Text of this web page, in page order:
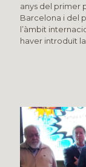
anys del primer
Barcelona i del
l’àmbit
haver introduït la